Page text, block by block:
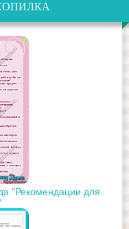
"Рекомендации для